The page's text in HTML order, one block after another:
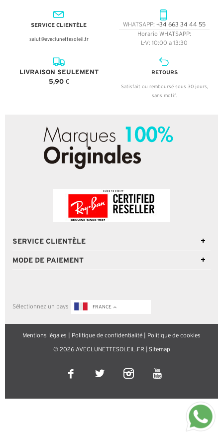
SERVICE CLIENTÈLE
salut@aveclunettesoleil.fr
WHATSAPP: +34 663 34 44 55
Horario WHATSAPP:
L-V: 10:00 a 13:30
LIVRAISON SEULEMENT
5,90 €
RETOURS
Satisfait ou remboursé sous 30 jours,
sans motif.
SERVICE CLIENTÈLE
MODE DE PAIEMENT
Sélectionnez un pays FRANCE
Mentions légales Politique de confidentialité Politique de cookies
© 2026 AVECLUNETTESOLEIL.FR | Sitemap